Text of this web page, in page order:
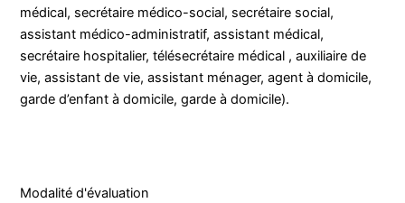
médical, secrétaire médico-social, secrétaire social,
assistant médico-administratif, assistant médical,
secrétaire hospitalier, télésecrétaire médical , auxiliaire de
vie, assistant de vie, assistant ménager, agent à domicile,
garde d’enfant à domicile, garde à domicile).
Modalité d'évaluation